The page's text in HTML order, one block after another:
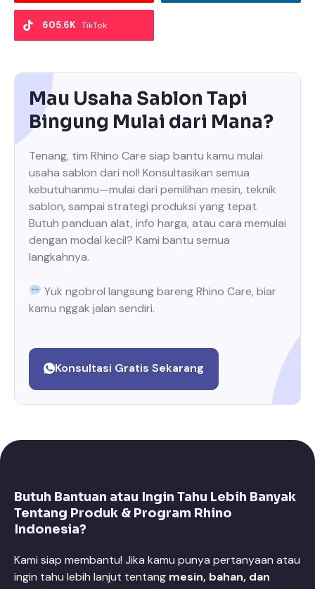
TikTok
605.6K
Mau Usaha Sablon Tapi
Bingung Mulai dari Mana?
Tenang, tim Rhino Care siap bantu kamu mulai
usaha sablon dari nol! Konsultasikan semua
kebutuhanmu—mulai dari pemilihan mesin, teknik
sablon, sampai strategi produksi yang tepat.
Butuh panduan alat, info harga, atau cara memulai
dengan modal kecil? Kami bantu semua
langkahnya.
Yuk ngobrol langsung bareng Rhino Care, biar
kamu nggak jalan sendiri.
Konsultasi Gratis Sekarang
Butuh Bantuan atau Ingin Tahu Lebih Banyak
Tentang Produk & Program Rhino
Indonesia?
Kami siap membantu! Jika kamu punya pertanyaan atau
ingin tahu lebih lanjut tentang mesin, bahan, dan